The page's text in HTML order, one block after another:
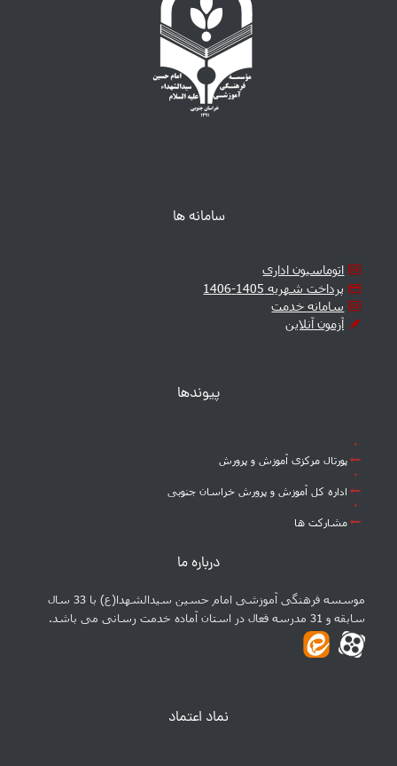
سامانه ها
اتوماسیون اداری
پرداخت شهریه 1405-1406
سامانه خدمت
آزمون آنلاین
پیوندها
پورتال مرکزی آموزش و پرورش
اداره کل آموزش و پرورش خراسان جنوبی
مشارکت ها
درباره ما
موسسه فرهنگی آموزشی امام حسین سیدالشهدا(ع) با 33 سال
سابقه و 31 مدرسه فعال در استان آماده خدمت رسانی می باشد.
نماد اعتماد